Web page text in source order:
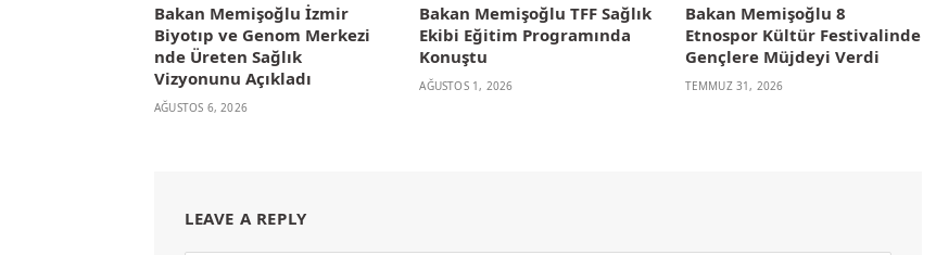
Bakan Memişoğlu İzmir
Biyotıp ve Genom Merkezi
nde Üreten Sağlık
Vizyonunu Açıkladı
AĞUSTOS 6, 2026
Bakan Memişoğlu TFF Sağlık
Ekibi Eğitim Programında
Konuştu
AĞUSTOS 1, 2026
Bakan Memişoğlu 8
Etnospor Kültür Festivalinde
Gençlere Müjdeyi Verdi
TEMMUZ 31, 2026
LEAVE A REPLY